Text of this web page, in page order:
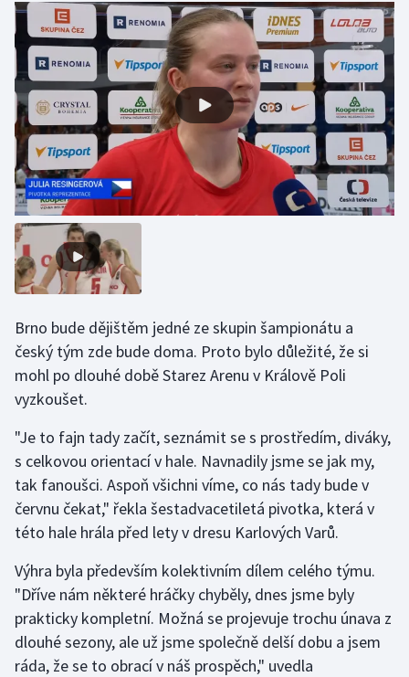
Olympijské hry
Parasport
Plavání
Plážový volejbal
Ragby
Rychlobruslení
Short track
Sportovní střelba
Stolní tenis
Triatlon
Vodní slalom
Volejbal
Ostatní
Brno bude dějištěm jedné ze skupin šampionátu a
český tým zde bude doma. Proto bylo důležité, že si
mohl po dlouhé době Starez Arenu v Králově Poli
vyzkoušet.
"Je to fajn tady začít, seznámit se s prostředím, diváky,
s celkovou orientací v hale. Navnadily jsme se jak my,
tak fanoušci. Aspoň všichni víme, co nás tady bude v
červnu čekat," řekla šestadvacetiletá pivotka, která v
této hale hrála před lety v dresu Karlových Varů.
Výhra byla především kolektivním dílem celého týmu.
"Dříve nám některé hráčky chyběly, dnes jsme byly
prakticky kompletní. Možná se projevuje trochu únava z
dlouhé sezony, ale už jsme společně delší dobu a jsem
ráda, že se to obrací v náš prospěch," uvedla